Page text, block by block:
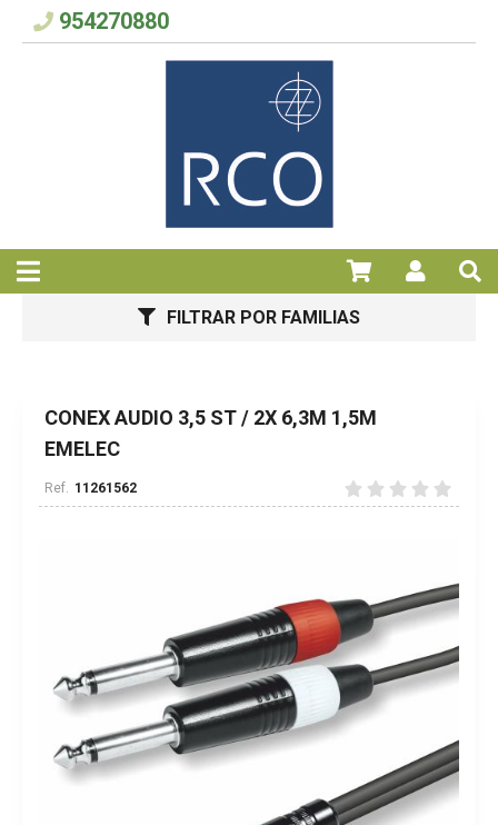
954270880
FILTRAR POR FAMILIAS
CONEX AUDIO 3,5 ST / 2X 6,3M 1,5M
EMELEC
11261562